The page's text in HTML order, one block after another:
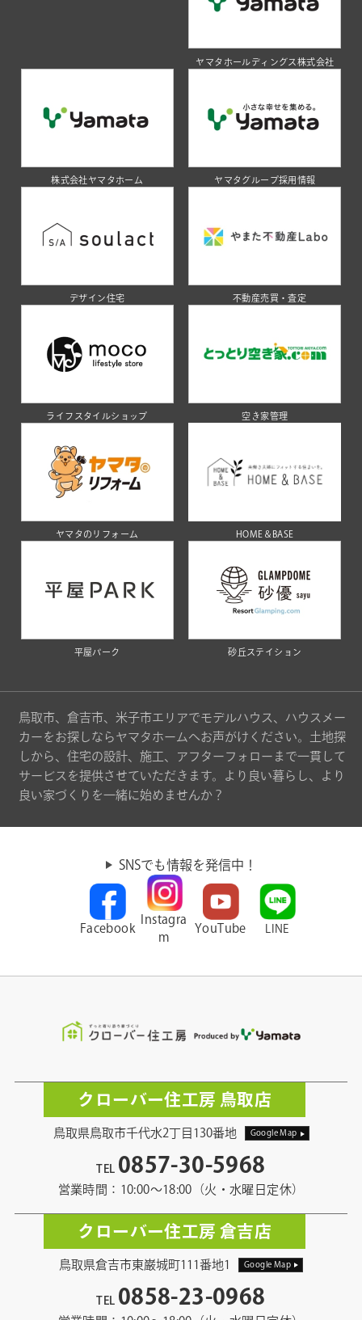
ヤマタホールディングス株式会社
株式会社ヤマタホーム ヤマタグループ採用情報
デザイン住宅 不動産売買・査定
ライフスタイルショップ 空き家管理
ヤマタのリフォーム HOME＆BASE
平屋パーク 砂丘ステイション
鳥取市、倉吉市、米子市エリアでモデルハウス、ハウスメー
カーをお探しならヤマタホームへお声がけください。土地探
しから、住宅の設計、施工、アフターフォローまで一貫して
サービスを提供させていただきます。より良い暮らし、より
良い家づくりを一緒に始めませんか？
SNSでも情報を発信中！
Facebook
Instagra
m
YouTube LINE
クローバー住工房 鳥取店
鳥取県鳥取市千代水2丁目130番地 Google Map
TEL 0857-30-5968
営業時間：10:00〜18:00（火・水曜日定休）
クローバー住工房 倉吉店
鳥取県倉吉市東巌城町111番地1 Google Map
TEL 0858-23-0968